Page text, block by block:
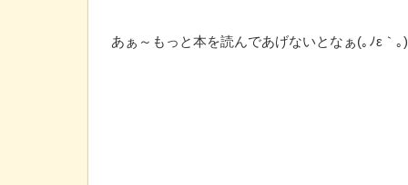
あぁ～もっと本を読んであげないとなぁ(｡ﾉε｀｡)